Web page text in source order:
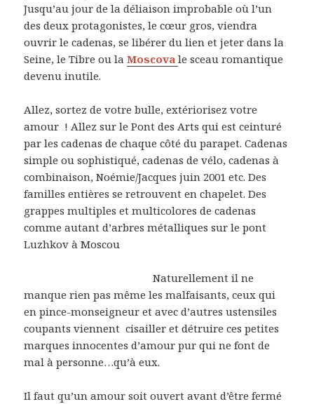
Jusqu’au jour de la déliaison improbable où l’un
des deux protagonistes, le cœur gros, viendra
ouvrir le cadenas, se libérer du lien et jeter dans la
Seine, le Tibre ou laMoscova le sceau romantique
devenu inutile.
Allez, sortez de votre bulle, extériorisez votre
amour ! Allez sur le Pont des Arts qui est ceinturé
par les cadenas de chaque côté du parapet. Cadenas
simple ou sophistiqué, cadenas de vélo, cadenas à
combinaison, Noémie/Jacques juin 2001 etc. Des
familles entières se retrouvent en chapelet. Des
grappes multiples et multicolores de cadenas
comme autant d’arbres métalliques sur le pont
Luzhkov à Moscou
Naturellement il ne
manque rien pas même les malfaisants, ceux qui
en pince-monseigneur et avec d’autres ustensiles
coupants viennent cisailler et détruire ces petites
marques innocentes d’amour pur qui ne font de
mal à personne…qu’à eux.
Il faut qu’un amour soit ouvert avant d’être fermé